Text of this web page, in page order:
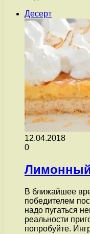
Десерт
12.04.2018
0
Лимонный
В ближайшее
победителем
надо пугаться
реальности
попробуйте.